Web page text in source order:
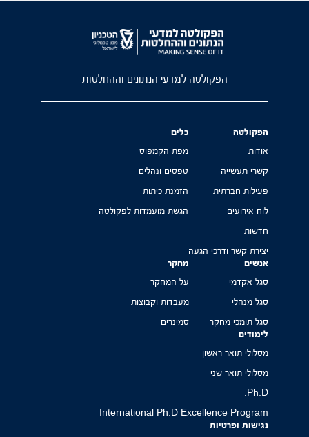
הפקולטה למדעי הנתונים וההחלטות
הפקולטה
אודות
קשרי תעשייה
פעילות חברתית
לוח אירועים
חדשות
יצירת קשר ודרכי הגעה
כלים
מפת הקמפוס
טפסים ונהלים
הזמנת כיתות
הגשת מועמדות לפקולטה
אנשים
סגל אקדמי
סגל מנהלי
סגל תומכי מחקר
מחקר
על המחקר
מעבדות וקבוצות
סמינרים
לימודים
מסלולי תואר ראשון
מסלולי תואר שני
Ph.D.
International Ph.D Excellence Program
נגישות ופרטיות